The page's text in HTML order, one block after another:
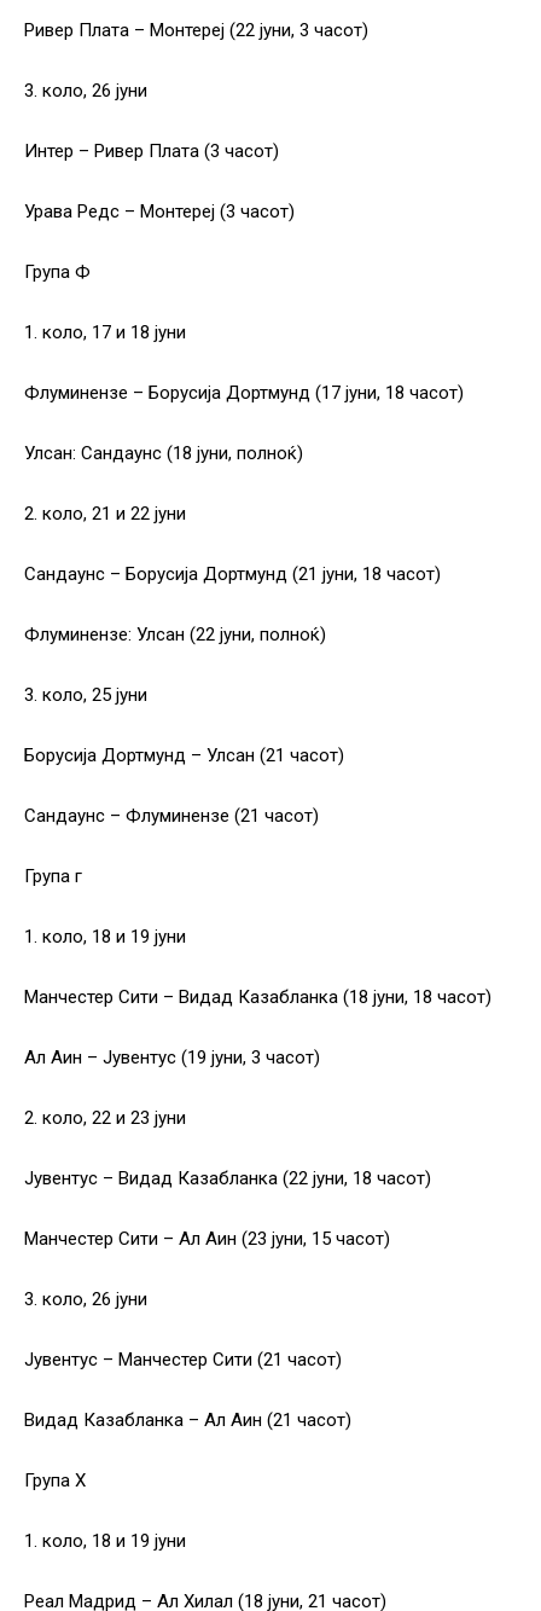
Ривер Плата – Монтереј (22 јуни, 3 часот)
3. коло, 26 јуни
Интер – Ривер Плата (3 часот)
Урава Редс – Монтереј (3 часот)
Група Ф
1. коло, 17 и 18 јуни
Флуминензе – Борусија Дортмунд (17 јуни, 18 часот)
Улсан: Сандаунс (18 јуни, полноќ)
2. коло, 21 и 22 јуни
Сандаунс – Борусија Дортмунд (21 јуни, 18 часот)
Флуминензе: Улсан (22 јуни, полноќ)
3. коло, 25 јуни
Борусија Дортмунд – Улсан (21 часот)
Сандаунс – Флуминензе (21 часот)
Група г
1. коло, 18 и 19 јуни
Манчестер Сити – Видад Казабланка (18 јуни, 18 часот)
Ал Аин – Јувентус (19 јуни, 3 часот)
2. коло, 22 и 23 јуни
Јувентус – Видад Казабланка (22 јуни, 18 часот)
Манчестер Сити – Ал Аин (23 јуни, 15 часот)
3. коло, 26 јуни
Јувентус – Манчестер Сити (21 часот)
Видад Казабланка – Ал Аин (21 часот)
Група Х
1. коло, 18 и 19 јуни
Реал Мадрид – Ал Хилал (18 јуни, 21 часот)